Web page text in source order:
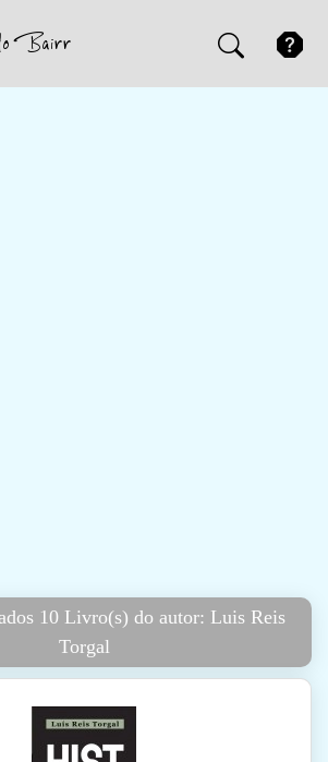
10 Livro(s) do autor: Luis Reis
Torgal